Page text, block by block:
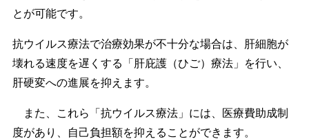
とが可能です。
抗ウイルス療法で治療効果が不十分な場合は、肝細胞が
壊れる速度を遅くする「肝庇護（ひご）療法」を行い、
肝硬変への進展を抑えます。
また、これら「抗ウイルス療法」には、医療費助成制
度があり、自己負担額を抑えることができます。